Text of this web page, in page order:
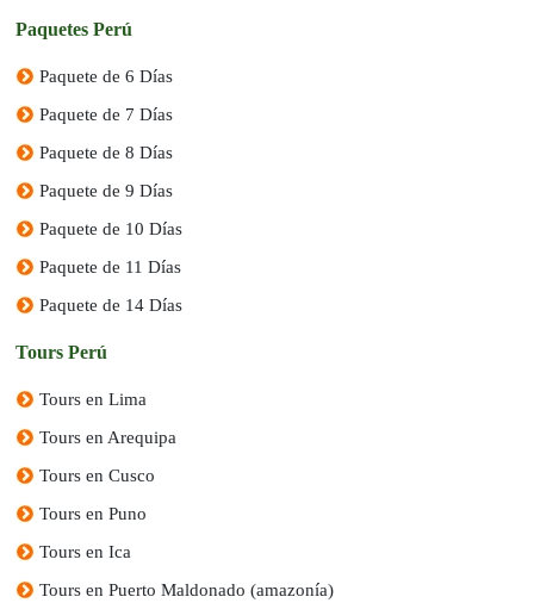
Foto del Pasaporte.
Nacionalidad.
Fecha de nacimiento.
Fecha y Hora de Llegada.
Paquetes Perú
Paquete de 6 Días
Paquete de 7 Días
Paquete de 8 Días
Paquete de 9 Días
Paquete de 10 Días
Paquete de 11 Días
Paquete de 14 Días
Tours Perú
Tours en Lima
Tours en Arequipa
Tours en Cusco
Tours en Puno
Tours en Ica
Tours en Puerto Maldonado (amazonía)